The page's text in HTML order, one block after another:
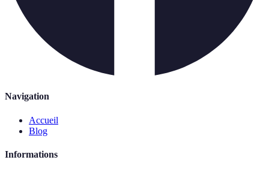
Navigation
Accueil
Blog
Informations